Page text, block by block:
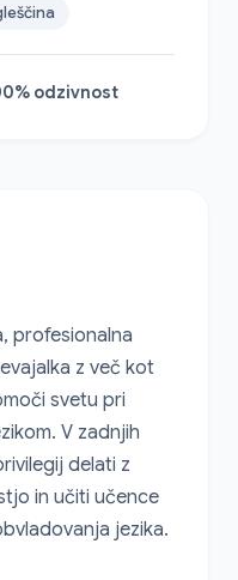
odzivnost
profesionalna
z več kot
svetu pri
V zadnjih
delati z
in učiti učence
jezika.